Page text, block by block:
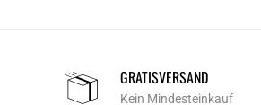
GRATISVERSAND
Kein Mindesteinkauf